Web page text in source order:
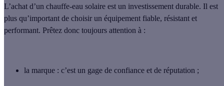
L’achat d’un chauffe-eau solaire est un investissement durable. Il est
plus qu’important de choisir un équipement fiable, résistant et
performant. Prêtez donc toujours attention à :
la marque : c’est un gage de confiance et de réputation ;